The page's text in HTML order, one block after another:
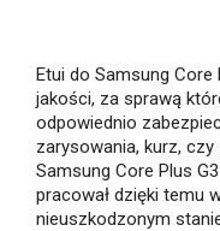
Etui do Samsung
jakości, za sprawą
odpowiednio
zarysowania, kurz,
Samsung Core Plus
pracował dzięki temu
nieuszkodzonym